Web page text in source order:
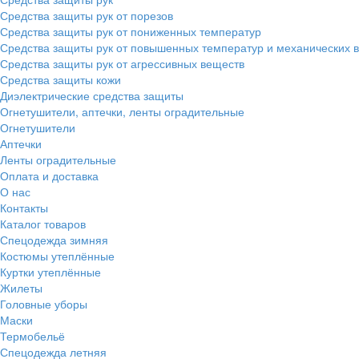
Средства защиты рук от порезов
Средства защиты рук от пониженных температур
Средства защиты рук от повышенных температур и механических
Средства защиты рук от агрессивных веществ
Средства защиты кожи
Диэлектрические средства защиты
Огнетушители, аптечки, ленты оградительные
Огнетушители
Аптечки
Ленты оградительные
Оплата и доставка
О нас
Контакты
Каталог товаров
Спецодежда зимняя
Костюмы утеплённые
Куртки утеплённые
Жилеты
Головные уборы
Маски
Термобельё
Спецодежда летняя